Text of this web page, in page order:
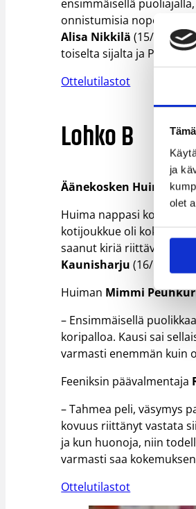
ja
olet
ensimmäisellä
onnistumisia nopeista
Alisa Nikkilä (15/4) ja
toiselta sijalta ja Pyrintö
Ottelutilastot
Lohko B
Äänekosken Huima –
Huima nappasi
kotijoukkue oli koko ajan
saanut kiriä riittävästi
Kaunisharju (16/5).
Huiman Mimmi
– Ensimmäisellä
koripalloa. Kausi sai
varmasti enemmän kuin
Feeniksin päävalmentaja
– Tahmea peli, väsymys
kovuus riittänyt vastata
ja kun huonoja, niin
varmasti saa
Ottelutilastot